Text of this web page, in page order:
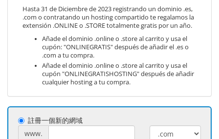
Hasta 31 de Diciembre de 2023 registrando un dominio .es,
.com o contratando un hosting compartido te regalamos la
extensión .ONLINE o .STORE totalmente gratis por un año.
Añade el dominio .online o .store al carrito y usa el
cupón: "ONLINEGRATIS" después de añadir el .es o
.com a tu compra.
Añade el dominio .online o .store al carrito y usa el
cupón "ONLINEGRATISHOSTING" después de añadir
cualquier hosting a tu compra.
註冊一個新的網域
www.